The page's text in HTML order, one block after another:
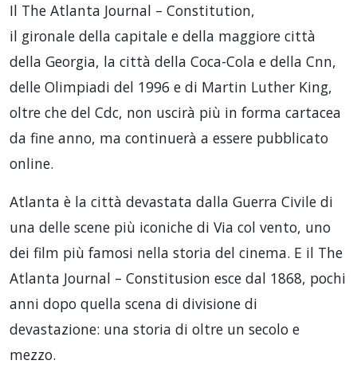
Il The Atlanta Journal – Constitution,
il gironale della capitale e della maggiore città
della Georgia, la città della Coca-Cola e della Cnn,
delle Olimpiadi del 1996 e di Martin Luther King,
oltre che del Cdc, non uscirà più in forma cartacea
da fine anno, ma continuerà a essere pubblicato
online.
Atlanta è la città devastata dalla Guerra Civile di
una delle scene più iconiche di Via col vento, uno
dei film più famosi nella storia del cinema. E il The
Atlanta Journal – Constitusion esce dal 1868, pochi
anni dopo quella scena di divisione di
devastazione: una storia di oltre un secolo e
mezzo.